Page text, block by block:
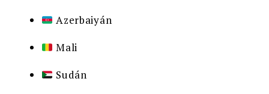
Azerbaiyán
Mali
Sudán